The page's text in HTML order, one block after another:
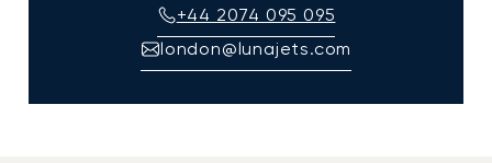
+44 2074 095 095
london@lunajets.com